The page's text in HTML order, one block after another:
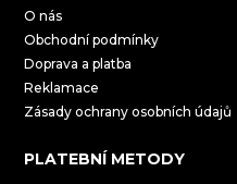
O nás
Obchodní podmínky
Doprava a platba
Reklamace
Zásady ochrany osobních údajů
PLATEBNÍ METODY